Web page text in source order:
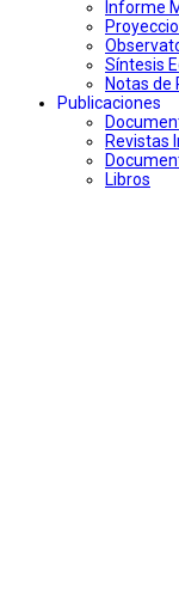
Informe
Síntesis
Notas de
Publicaciones
Revistas
Libros